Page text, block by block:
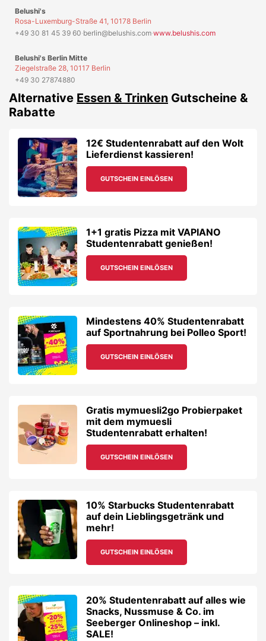
Belushi's
Rosa-Luxemburg-Straße 41, 10178 Berlin
+49 30 81 45 39 60·berlin@belushis.com·www.belushis.com
Belushi's Berlin Mitte
Ziegelstraße 28, 10117 Berlin
+49 30 27874880
Alternative Essen & Trinken Gutscheine &
Rabatte
12€ Studentenrabatt auf den Wolt
Lieferdienst kassieren!
GUTSCHEIN EINLÖSEN
1+1 gratis Pizza mit VAPIANO
Studentenrabatt genießen!
GUTSCHEIN EINLÖSEN
Mindestens 40% Studentenrabatt
auf Sportnahrung bei Polleo Sport!
GUTSCHEIN EINLÖSEN
Gratis mymuesli2go Probierpaket
mit dem mymuesli
Studentenrabatt erhalten!
GUTSCHEIN EINLÖSEN
10% Starbucks Studentenrabatt
auf dein Lieblingsgetränk und
mehr!
GUTSCHEIN EINLÖSEN
20% Studentenrabatt auf alles wie
Snacks, Nussmuse & Co. im
Seeberger Onlineshop – inkl.
SALE!